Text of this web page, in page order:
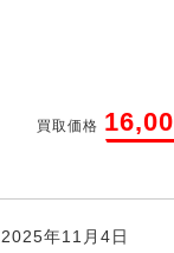
買取価格
2025年11月4日